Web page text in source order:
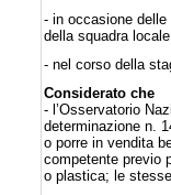
- in occasione
della squadra
- nel corso della
Considerato che
- l’Osservatorio
determinazione n.
o porre in vendita
competente previo
o plastica; le